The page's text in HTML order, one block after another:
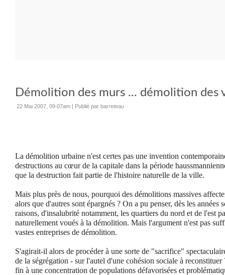
Démolition des murs ... démolition des
22 Mai 2007, 09:07am | Publié par barreteau
La démolition urbaine n'est certes pas une invention
destructions au cœur de la capitale dans la période
que la destruction fait partie de l'histoire naturelle de la ville.
Mais plus près de nous, pourquoi des démolitions massives
alors que d'autres sont épargnés ? On a pu penser, dès les années
raisons, d'insalubrité notamment, les quartiers du nord et de l'est
naturellement voués à la démolition. Mais l'argument n'est pas
vastes entreprises de démolition.
S'agirait-il alors de procéder à une sorte de "sacrifice"
de la ségrégation - sur l'autel d'une cohésion sociale à
fin à une concentration de populations défavorisées et